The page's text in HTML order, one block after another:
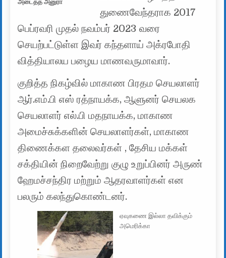
அடைத்த அனுரா
துணைவேந்தராக 2017
பெப்ரவரி முதல் நவம்பர் 2023 வரை
செயற்பட்டுள்ள இவர் கந்தளாய் அக்ரபோதி
வித்தியாலய பழைய மாணவருமாவார்.
குறித்த நிகழ்வில் மாகாண பிரதம செயலாளர்
ஆர்.எம்.பி எஸ் ரத்நாயக்க, ஆளுனர் செயலக
செயலாளர் எல்.பி மதநாயக்க, மாகாண
அமைச்சுக்களின் செயலாளர்கள், மாகாண
திணைக்கள தலைவர்கள் , தேசிய மக்கள்
சக்தியின் நிறைவேற்று குழு உறுப்பினர் அருண்
ஹேமச்சந்திர மற்றும் ஆதரவாளர்கள் என
பலரும் கலந்துகொண்டனர்.
ஏவுகணை இல்லா தவிக்கும்
அமெரிக்கா